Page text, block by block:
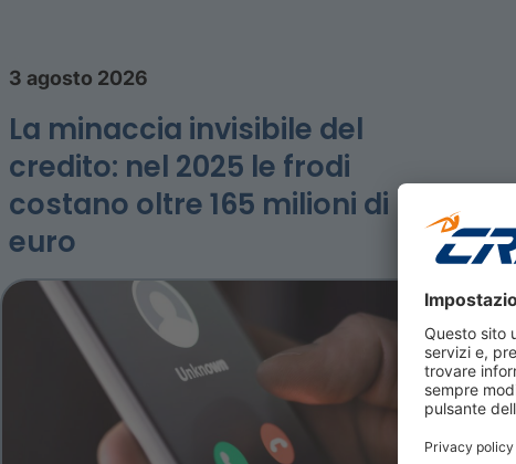
3 agosto 2026
La minaccia invisibile del
credito: nel 2025 le frodi
costano oltre 165 milioni di
euro